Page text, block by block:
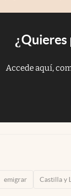
Accede aquí,
emigrar Castilla y